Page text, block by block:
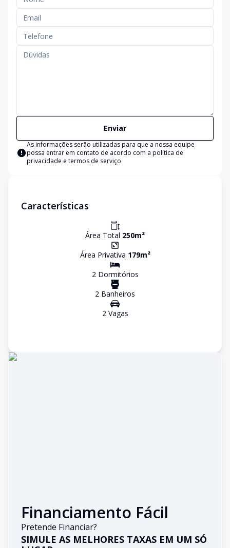
Enviar
As informações serão utilizadas para que a nossa equipe
possa entrar em contato de acordo com a política de
privacidade e termos de serviço
Características
Área Total 250m²
Área Privativa 179m²
2Dormitórios
2 Banheiros
2Vagas
Financiamento Fácil
Pretende Financiar?
SIMULE AS MELHORES TAXAS EM UM SÓ